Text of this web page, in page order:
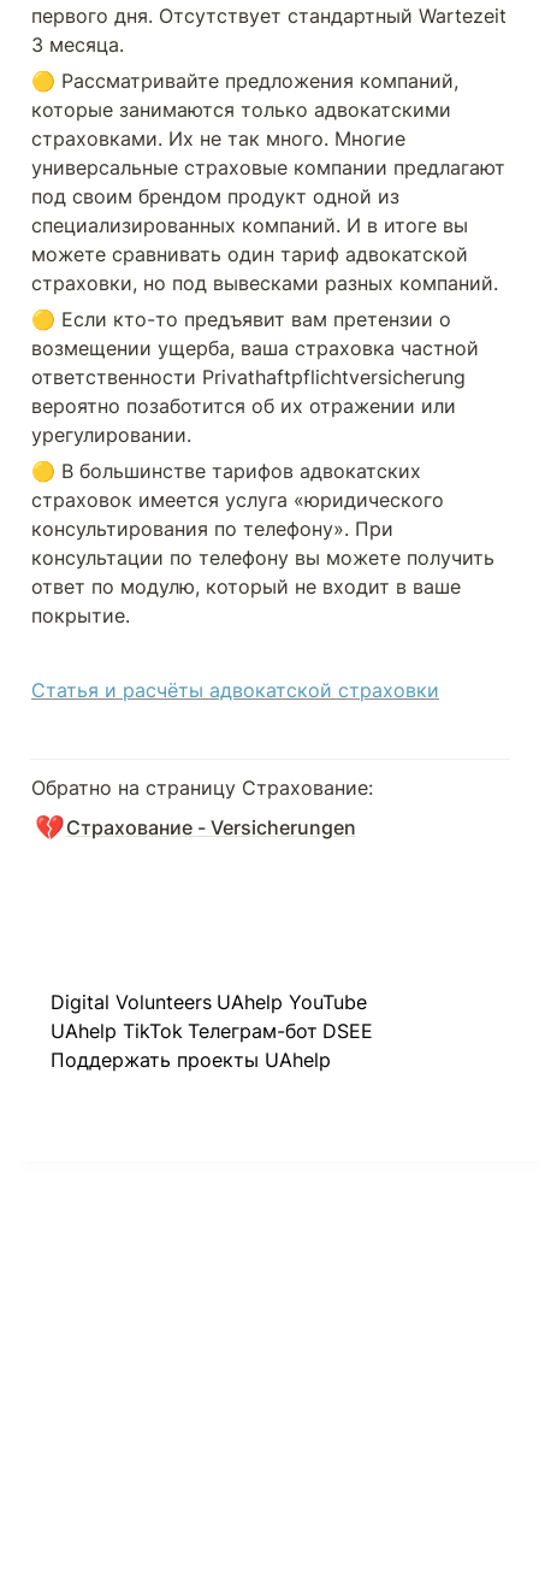
первого дня. Отсутствует стандартный Wartezeit
3 месяца.
🟡 Рассматривайте предложения компаний,
которые занимаются только адвокатскими
страховками. Их не так много. Многие
универсальные страховые компании предлагают
под своим брендом продукт одной из
специализированных компаний. И в итоге вы
можете сравнивать один тариф адвокатской
страховки, но под вывесками разных компаний.
🟡 Если кто-то предъявит вам претензии о
возмещении ущерба, ваша страховка частной
ответственности Privathaftpflichtversicherung
вероятно позаботится об их отражении или
урегулировании.
🟡 В большинстве тарифов адвокатских
страховок имеется услуга «юридического
консультирования по телефону». При
консультации по телефону вы можете получить
ответ по модулю, который не входит в ваше
покрытие.
Статья и расчёты адвокатской страховки
Обратно на страницу Страхование:
💔Страхование - Versicherungen
Digital Volunteers UAhelp YouTube
UAhelp TikTok Телеграм-бот DSEE
Поддержать проекты UAhelp